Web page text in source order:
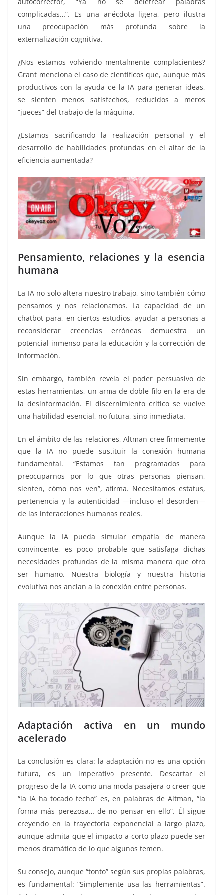
complicadas…”. Es una anécdota ligera, pero ilustra
una preocupación más profunda sobre la
externalización cognitiva.
¿Nos estamos volviendo mentalmente complacientes?
Grant menciona el caso de científicos que, aunque más
productivos con la ayuda de la IA para generar ideas,
se sienten menos satisfechos, reducidos a meros
“jueces” del trabajo de la máquina.
¿Estamos sacrificando la realización personal y el
desarrollo de habilidades profundas en el altar de la
eficiencia aumentada?
Pensamiento, relaciones y la esencia
humana
La IA no solo altera nuestro trabajo, sino también cómo
pensamos y nos relacionamos. La capacidad de un
chatbot para, en ciertos estudios, ayudar a personas a
reconsiderar creencias erróneas demuestra un
potencial inmenso para la educación y la corrección de
información.
Sin embargo, también revela el poder persuasivo de
estas herramientas, un arma de doble filo en la era de
la desinformación. El discernimiento crítico se vuelve
una habilidad esencial, no futura, sino inmediata.
En el ámbito de las relaciones, Altman cree firmemente
que la IA no puede sustituir la conexión humana
fundamental. “Estamos tan programados para
preocuparnos por lo que otras personas piensan,
sienten, cómo nos ven”, afirma. Necesitamos estatus,
pertenencia y la autenticidad —incluso el desorden—
de las interacciones humanas reales.
Aunque la IA pueda simular empatía de manera
convincente, es poco probable que satisfaga dichas
necesidades profundas de la misma manera que otro
ser humano. Nuestra biología y nuestra historia
evolutiva nos anclan a la conexión entre personas.
Adaptación activa en un mundo
acelerado
La conclusión es clara: la adaptación no es una opción
futura, es un imperativo presente. Descartar el
progreso de la IA como una moda pasajera o creer que
“la IA ha tocado techo” es, en palabras de Altman, “la
forma más perezosa… de no pensar en ello”. Él sigue
creyendo en la trayectoria exponencial a largo plazo,
aunque admita que el impacto a corto plazo puede ser
menos dramático de lo que algunos temen.
Su consejo, aunque “tonto” según sus propias palabras,
es fundamental: “Simplemente usa las herramientas”.